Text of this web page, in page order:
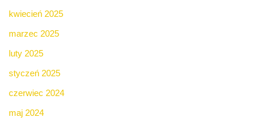
kwiecień 2025
marzec 2025
luty 2025
styczeń 2025
czerwiec 2024
maj 2024